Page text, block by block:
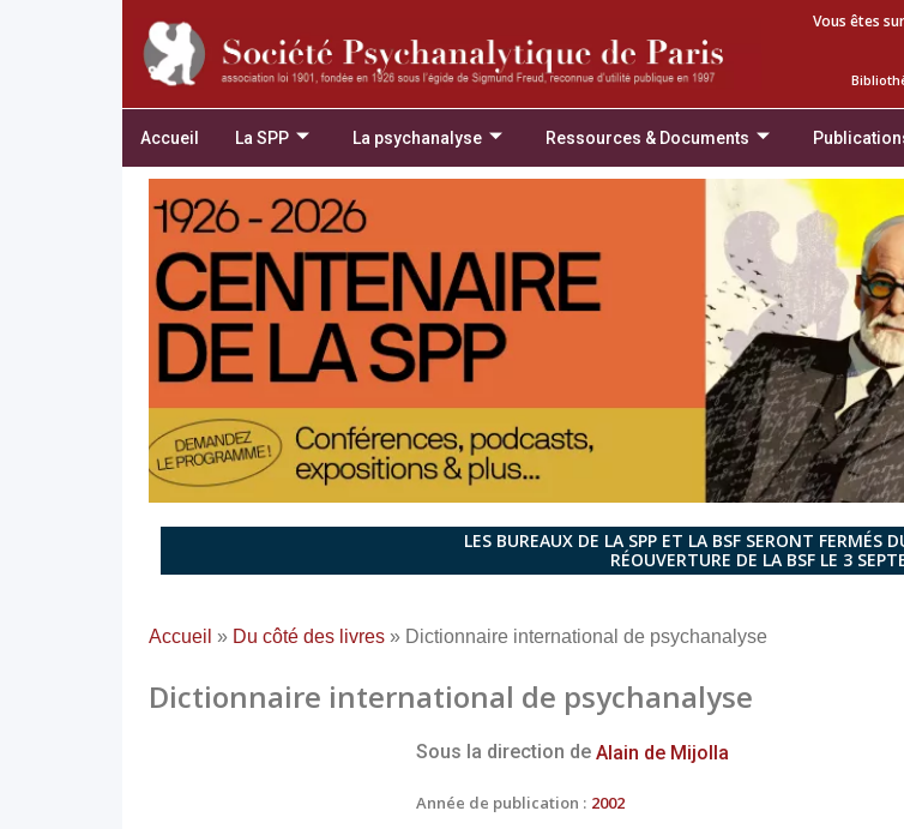
Vous êtes
Accueil La SPP La psychanalyse Ressources & Documents
LES BUREAUX DE LA SPP ET LA BSF SERONT FERMÉS
RÉOUVERTURE DE LA BSF LE 3
Accueil » Du côté des livres » Dictionnaire international de psychanalyse
Dictionnaire international de psychanalyse
Sous la direction de Alain de Mijolla
Année de publication : 2002